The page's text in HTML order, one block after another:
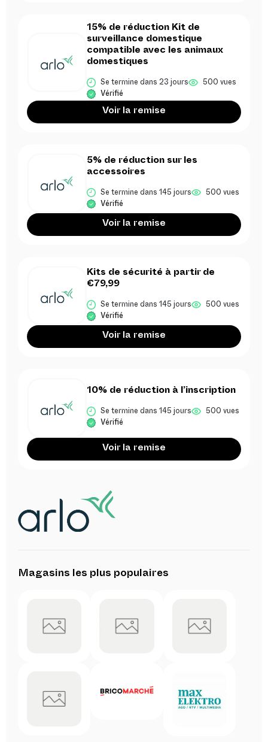
15% de réduction Kit de
surveillance domestique
compatible avec les animaux
domestiques
Se termine dans 23 jours 500 vues
Vérifié
Voir la remise
5% de réduction sur les
accessoires
Se termine dans 145 jours 500 vues
Vérifié
Voir la remise
Kits de sécurité à partir de
€79,99
Se termine dans 145 jours 500 vues
Vérifié
Voir la remise
10% de réduction à l’inscription
Se termine dans 145 jours 500 vues
Vérifié
Voir la remise
Magasins les plus populaires